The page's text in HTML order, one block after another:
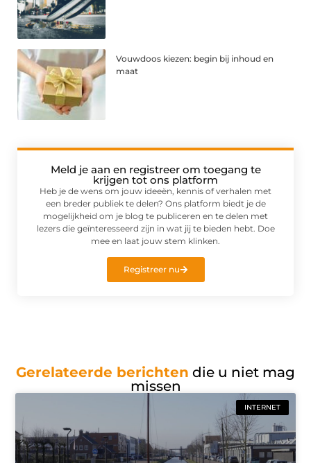
Vouwdoos kiezen: begin bij inhoud en
maat
Meld je aan en registreer om toegang te
krijgen tot ons platform
Heb je de wens om jouw ideeën, kennis of verhalen met
een breder publiek te delen? Ons platform biedt je de
mogelijkheid om je blog te publiceren en te delen met
lezers die geïnteresseerd zijn in wat jij te bieden hebt. Doe
mee en laat jouw stem klinken.
Registreer nu
Gerelateerde berichten die u niet mag
missen
INTERNET